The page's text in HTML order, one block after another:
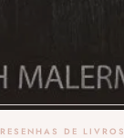
RESENHAS DE LIVROS